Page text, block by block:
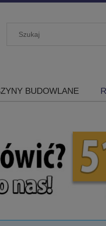
BUDOWLANE